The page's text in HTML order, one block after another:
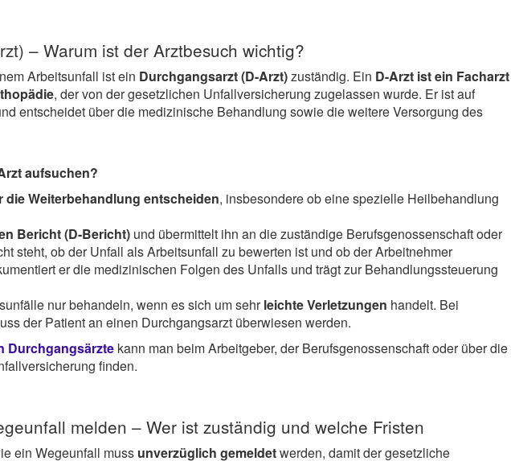
– Warum ist der Arztbesuch wichtig?
Arbeitsunfall ist ein Durchgangsarzt (D-Arzt)zuständig. Ein D-Arzt ist ein Facharzt
, der von der gesetzlichen Unfallversicherung zugelassen wurde. Er ist auf
entscheidet über die medizinische Behandlung sowie die weitere Versorgung des
aufsuchen?
die Weiterbehandlung entscheiden, insbesondere ob eine spezielle Heilbehandlung
Bericht (D-Bericht) und übermittelt ihn an die zuständige Berufsgenossenschaft oder
steht, ob der Unfall als Arbeitsunfall zu bewerten ist und ob der Arbeitnehmer
er die medizinischen Folgen des Unfalls und trägt zur Behandlungssteuerung
nur behandeln, wenn es sich um sehrleichte Verletzungen handelt. Bei
der Patient an einen Durchgangsarzt überwiesen werden.
Durchgangsärzte kann man beim Arbeitgeber, der Berufsgenossenschaft oder über die
finden.
melden – Wer ist zuständig und welche Fristen
ein Wegeunfall muss unverzüglich gemeldetwerden, damit der gesetzliche